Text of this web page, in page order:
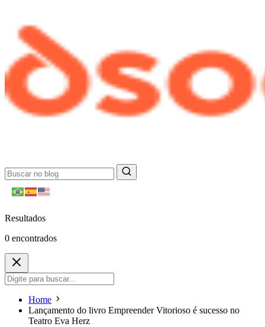
Resultados
0 encontrados
Home
Lançamento do livro Empreender Vitorioso é sucesso no
Teatro Eva Herz